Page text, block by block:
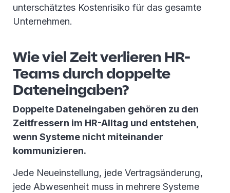
unterschätztes Kostenrisiko für das gesamte
Unternehmen.
Wie viel Zeit verlieren HR-
Teams durch doppelte
Dateneingaben?
Doppelte Dateneingaben gehören zu den
Zeitfressern im HR-Alltag und entstehen,
wenn Systeme nicht miteinander
kommunizieren.
Jede Neueinstellung, jede Vertragsänderung,
jede Abwesenheit muss in mehrere Systeme